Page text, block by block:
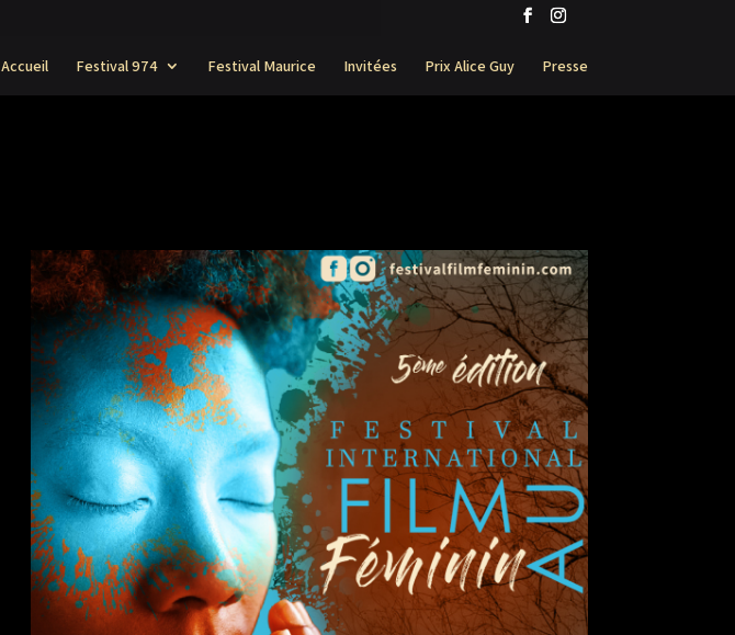
Accueil Festival 974 Festival Maurice Invitées Prix Alice Guy Presse